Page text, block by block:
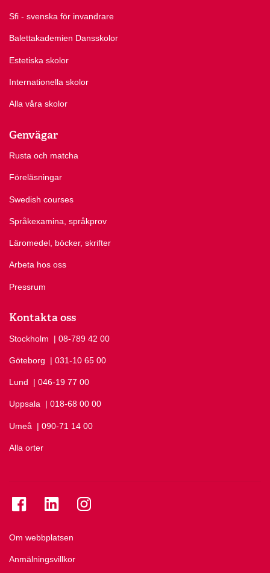
Sfi - svenska för invandrare
Balettakademien Dansskolor
Estetiska skolor
Internationella skolor
Alla våra skolor
Genvägar
Rusta och matcha
Föreläsningar
Swedish courses
Språkexamina, språkprov
Läromedel, böcker, skrifter
Arbeta hos oss
Pressrum
Kontakta oss
Stockholm Ring Stockholm på
| 08-789 42 00
Göteborg Ring Göteborg på
| 031-10 65 00
Lund Ring Lund på
| 046-19 77 00
Uppsala Ring Uppsala på
| 018-68 00 00
Umeå Ring Umeå på
| 090-71 14 00
Alla orter
Om webbplatsen
Anmälningsvillkor
Se folkuniversitetet på Facebook
Se folkuniversitetet på LinkedIn